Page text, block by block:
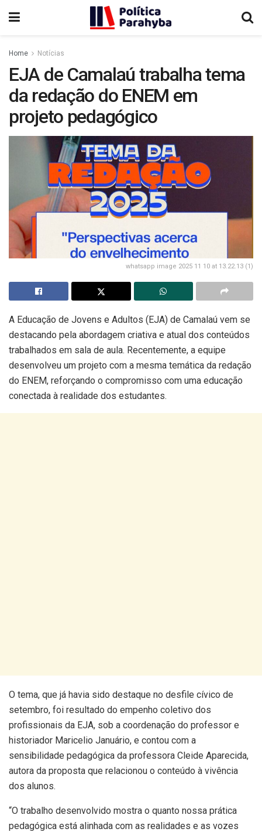
Home Notícias
EJA de Camalaú trabalha tema
da redação do ENEM em
projeto pedagógico
whatsapp image 2025 11 10 at 13.22.13 (1)
A Educação de Jovens e Adultos (EJA) de Camalaú vem se
destacando pela abordagem criativa e atual dos conteúdos
trabalhados em sala de aula. Recentemente, a equipe
desenvolveu um projeto com a mesma temática da redação
do ENEM, reforçando o compromisso com uma educação
conectada à realidade dos estudantes.
O tema, que já havia sido destaque no desfile cívico de
setembro, foi resultado do empenho coletivo dos
profissionais da EJA, sob a coordenação do professor e
historiador Maricelio Januário, e contou com a
sensibilidade pedagógica da professora Cleide Aparecida,
autora da proposta que relacionou o conteúdo à vivência
dos alunos.
“O trabalho desenvolvido mostra o quanto nossa prática
pedagógica está alinhada com as realidades e as vozes